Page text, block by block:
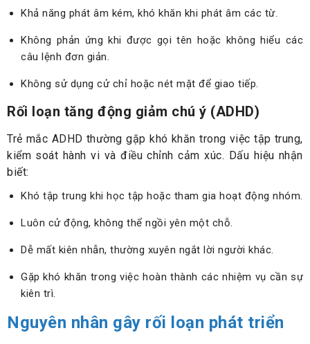
Khả năng phát âm kém, khó khăn khi phát âm các từ.
Không phản ứng khi được gọi tên hoặc không hiểu các
câu lệnh đơn giản.
Không sử dụng cử chỉ hoặc nét mặt để giao tiếp.
Rối loạn tăng động giảm chú ý (ADHD)
Trẻ mắc ADHD thường gặp khó khăn trong việc tập trung,
kiểm soát hành vi và điều chỉnh cảm xúc. Dấu hiệu nhận
biết:
Khó tập trung khi học tập hoặc tham gia hoạt động nhóm.
Luôn cử động, không thể ngồi yên một chỗ.
Dễ mất kiên nhẫn, thường xuyên ngắt lời người khác.
Gặp khó khăn trong việc hoàn thành các nhiệm vụ cần sự
kiên trì.
Nguyên nhân gây rối loạn phát triển